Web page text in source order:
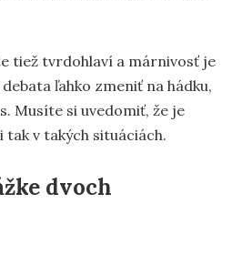
tiež tvrdohlaví a márnivosť je
ľahko zmeniť na hádku,
Musíte si uvedomiť, že je
tak v takých situáciách.
dvoch